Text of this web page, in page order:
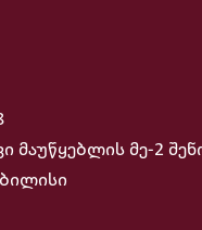
მაუწყებლის მე-2